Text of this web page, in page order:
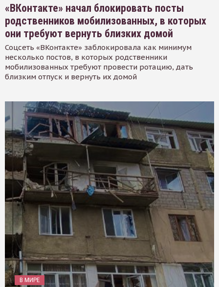
«ВКонтакте» начал блокировать посты
родственников мобилизованных, в которых
они требуют вернуть близких домой
Соцсеть «ВКонтакте» заблокировала как минимум
несколько постов, в которых родственники
мобилизованных требуют провести ротацию, дать
близким отпуск и вернуть их домой
В МИРЕ